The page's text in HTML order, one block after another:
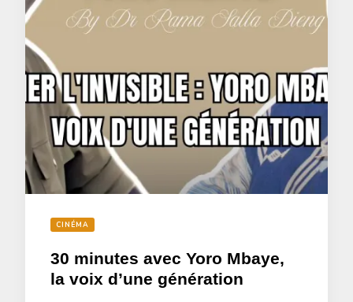
CINÉMA
30 minutes avec Yoro Mbaye,
la voix d’une génération